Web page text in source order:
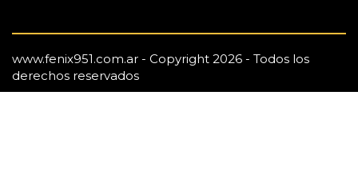
www.fenix951.com.ar - Copyright 2026 - Todos los
derechos reservados